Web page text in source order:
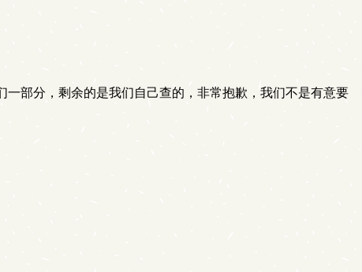
部分，剩余的是我们自己查的，非常抱歉，我们不是有意要